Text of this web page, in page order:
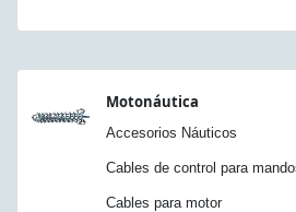
Motonáutica
Accesorios Náuticos
Cables de control para
Cables para motor